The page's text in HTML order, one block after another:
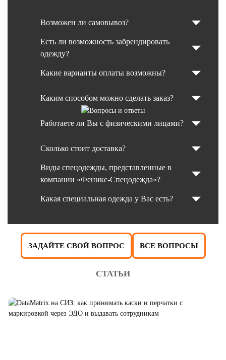
Возможен ли самовывоз?
Есть ли возможность забрендировать
одежду?
Какие варианты оплаты возможны?
Каким способом можно сделать заказ?
Работаете ли Вы с физическими лицами?
Сколько стоит доставка?
Виды спецодежды, представленные в
компании «Феникс-Спецодежда»?
Какая специальная одежда у Вас есть?
ЗАДАЙТЕ СВОЙ ВОПРОС ВСЕ ВОПРОСЫ
СТАТЬИ